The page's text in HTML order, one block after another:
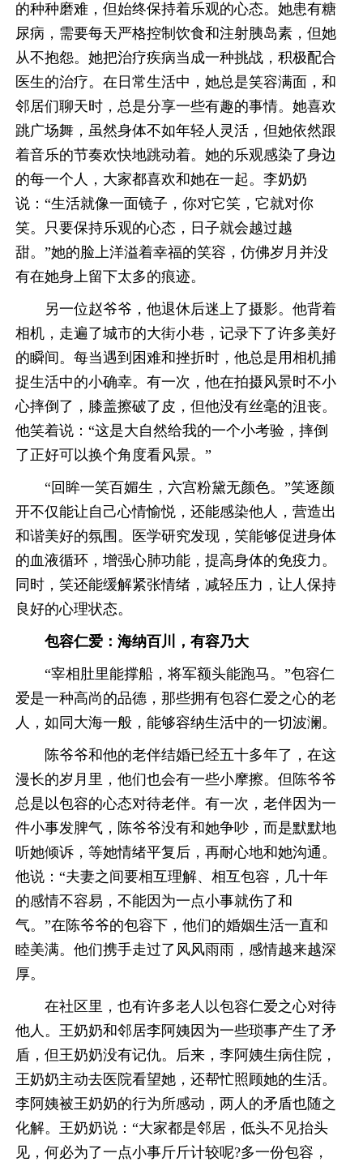
的种种磨难，但始终保持着乐观的心态。她患有糖
尿病，需要每天严格控制饮食和注射胰岛素，但她
从不抱怨。她把治疗疾病当成一种挑战，积极配合
医生的治疗。在日常生活中，她总是笑容满面，和
邻居们聊天时，总是分享一些有趣的事情。她喜欢
跳广场舞，虽然身体不如年轻人灵活，但她依然跟
着音乐的节奏欢快地跳动着。她的乐观感染了身边
的每一个人，大家都喜欢和她在一起。李奶奶
说：“生活就像一面镜子，你对它笑，它就对你
笑。只要保持乐观的心态，日子就会越过越
甜。”她的脸上洋溢着幸福的笑容，仿佛岁月并没
有在她身上留下太多的痕迹。
另一位赵爷爷，他退休后迷上了摄影。他背着
相机，走遍了城市的大街小巷，记录下了许多美好
的瞬间。每当遇到困难和挫折时，他总是用相机捕
捉生活中的小确幸。有一次，他在拍摄风景时不小
心摔倒了，膝盖擦破了皮，但他没有丝毫的沮丧。
他笑着说：“这是大自然给我的一个小考验，摔倒
了正好可以换个角度看风景。”
“回眸一笑百媚生，六宫粉黛无颜色。”笑逐颜
开不仅能让自己心情愉悦，还能感染他人，营造出
和谐美好的氛围。医学研究发现，笑能够促进身体
的血液循环，增强心肺功能，提高身体的免疫力。
同时，笑还能缓解紧张情绪，减轻压力，让人保持
良好的心理状态。
包容仁爱：海纳百川，有容乃大
“宰相肚里能撑船，将军额头能跑马。”包容仁
爱是一种高尚的品德，那些拥有包容仁爱之心的老
人，如同大海一般，能够容纳生活中的一切波澜。
陈爷爷和他的老伴结婚已经五十多年了，在这
漫长的岁月里，他们也会有一些小摩擦。但陈爷爷
总是以包容的心态对待老伴。有一次，老伴因为一
件小事发脾气，陈爷爷没有和她争吵，而是默默地
听她倾诉，等她情绪平复后，再耐心地和她沟通。
他说：“夫妻之间要相互理解、相互包容，几十年
的感情不容易，不能因为一点小事就伤了和
气。”在陈爷爷的包容下，他们的婚姻生活一直和
睦美满。他们携手走过了风风雨雨，感情越来越深
厚。
在社区里，也有许多老人以包容仁爱之心对待
他人。王奶奶和邻居李阿姨因为一些琐事产生了矛
盾，但王奶奶没有记仇。后来，李阿姨生病住院，
王奶奶主动去医院看望她，还帮忙照顾她的生活。
李阿姨被王奶奶的行为所感动，两人的矛盾也随之
化解。王奶奶说：“大家都是邻居，低头不见抬头
见，何必为了一点小事斤斤计较呢?多一份包容，